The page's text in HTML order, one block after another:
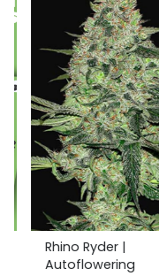
Rhino Ryder |
Autoflowering